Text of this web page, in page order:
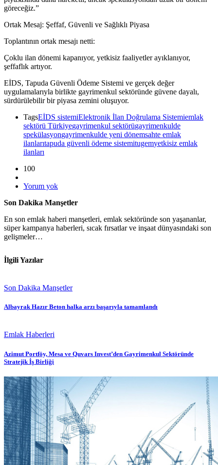
göreceğiz.”
Ortak Mesaj: Şeffaf, Güvenli ve Sağlıklı Piyasa
Toplantının ortak mesajı netti:
Çoklu ilan dönemi kapanıyor, yetkisiz faaliyetler ayıklanıyor,
şeffaflık artıyor.
EİDS, Tapuda Güvenli Ödeme Sistemi ve gerçek değer
uygulamalarıyla birlikte gayrimenkul sektöründe güvene dayalı,
sürdürülebilir bir piyasa zemini oluşuyor.
TagsEİDS sistemiElektronik İlan Doğrulama Sistemiemlak
sektörü Türkiyegayrimenkul sektörügayrimenkulde
spekülasyongayrimenkulde yeni dönemsahte emlak
ilanlarıtapuda güvenli ödeme sistemitugemyetkisiz emlak
ilanları
100
Yorum yok
Son Dakika Manşetler
En son emlak haberi manşetleri, emlak sektöründe son yaşananlar,
süper kampanya haberleri, sıcak fırsatlar ve inşaat dünyasındaki son
gelişmeler…
İlgili Yazılar
Son Dakika Manşetler
Albayrak Hazır Beton halka arzı başarıyla tamamlandı
Emlak Haberleri
Azimut Portföy, Mesa ve Quvars Invest’den Gayrimenkul Sektöründe
Stratejik İş Birliği